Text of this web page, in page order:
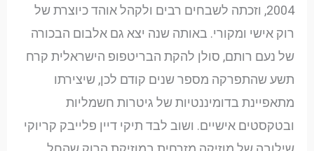
2004, וזכתה לשבחים רבים ולקהל אוהד כיוצרת של
רוק אישי ומקורי. באותה שנה יצא גם אלבום הבכורה
של נעם רותם, סולן להקת הבריטפופ הישראלית קרח
תשע שהתפרקה מספר שנים קודם לכן, שיצירתו
מתאפיינת בדומיננטיות של גיטרות חשמליות
ובטקסטים אישיים. ושוב לבד תיקי דיין פלייבק קריוקי